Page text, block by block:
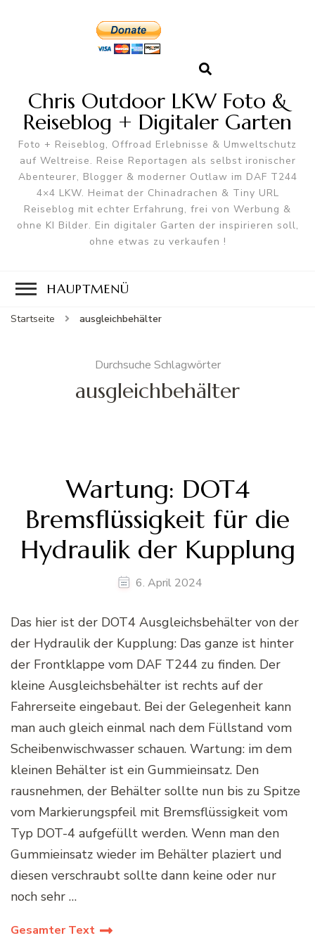
Chris Outdoor LKW Foto &
Reiseblog + Digitaler Garten
Foto + Reiseblog, Offroad Erlebnisse & Umweltschutz
auf Weltreise. Reise Reportagen als selbst ironischer
Abenteurer, Blogger & moderner Outlaw im DAF T244
4×4 LKW. Heimat der Chinadrachen & Tiny URL
Reiseblog mit echter Erfahrung, frei von Werbung &
ohne KI Bilder. Ein digitaler Garten der inspirieren soll,
ohne etwas zu verkaufen !
HAUPTMENÜ
Startseite ausgleichbehälter
Durchsuche Schlagwörter
ausgleichbehälter
Wartung: DOT4
Bremsflüssigkeit für die
Hydraulik der Kupplung
6. April 2024
Das hier ist der DOT4 Ausgleichsbehälter von der
der Hydraulik der Kupplung: Das ganze ist hinter
der Frontklappe vom DAF T244 zu finden. Der
kleine Ausgleichsbehälter ist rechts auf der
Fahrerseite eingebaut. Bei der Gelegenheit kann
man auch gleich einmal nach dem Füllstand vom
Scheibenwischwasser schauen. Wartung: im dem
kleinen Behälter ist ein Gummieinsatz. Den
rausnehmen, der Behälter sollte nun bis zu Spitze
vom Markierungspfeil mit Bremsflüssigkeit vom
Typ DOT-4 aufgefüllt werden. Wenn man den
Gummieinsatz wieder im Behälter plaziert und
diesen verschraubt sollte dann keine oder nur
noch sehr …
Gesamter Text